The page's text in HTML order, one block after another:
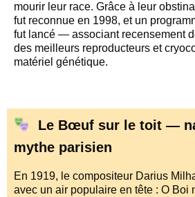
mourir leur race. Grâce à leur
fut reconnue en 1998, et un
fut lancé — associant recensement
des meilleurs reproducteurs et
matériel génétique.
Le Bœuf sur le toit —
mythe parisien
En 1919, le compositeur Darius
avec un air populaire en tête : O